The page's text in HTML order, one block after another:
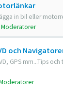
in bil eller
Moderatorer
och
GPS mm...Tips